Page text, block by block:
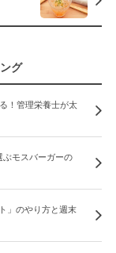
グ
！管理栄養士が太
モスバーガーの
」のやり方と週末